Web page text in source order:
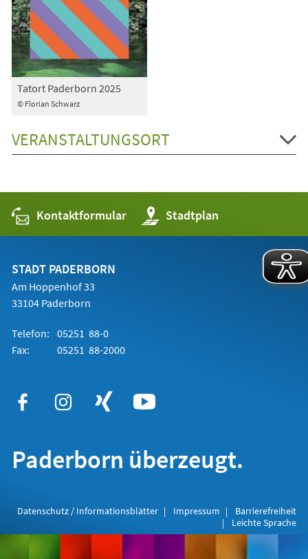
© Florian Schwarz
Tatort Paderborn 2025
VERANSTALTUNGSORT
Kontaktformular Stadtplan
(Öffnet
in
einem
STADT PADERBORN
Am Hoppenhof 33
33104 Paderborn
Telefon: 05251 88-0
Fax:
05251 88-2000
Paderborn überzeugt.
Datenschutz / Informationsblätter Impressum
Barrierefreiheit
Leichte Sprache